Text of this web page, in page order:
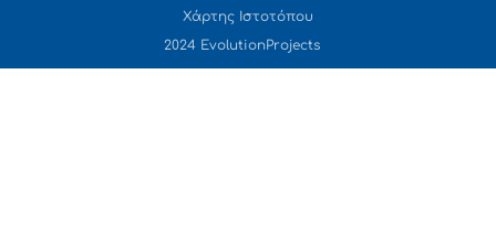
Χάρτης Ιστοτόπου
2024 EvolutionProjects